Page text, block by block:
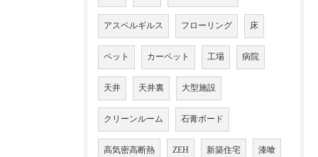
アスペルギルス フローリング 床
ペット カーペット 工場 病院
天井 天井裏 大型施設
クリーンルーム 石膏ボード
高気密高断熱 ZEH 新築住宅 漆喰